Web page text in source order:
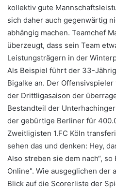
kollektiv gute
sich daher auch gegenwärtig
abhängig machen. Teamchef
überzeugt, dass sein Team
Leistungsträgern in der
Als Beispiel führt der 33-
Bigalke an. Der
der Drittligasaison der
Bestandteil der
der gebürtige Berliner für
Zweitligisten 1.FC Köln
sehen das und denken: Hey,
Also streben sie dem nach“,
Online". Wie ausgeglichen der
Blick auf die Scorerliste der